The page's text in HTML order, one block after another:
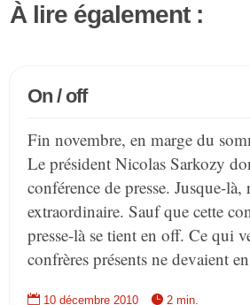
À lire également :
On / off
Fin novembre, en marge du
Le président Nicolas Sarkozy
conférence de presse. Jusque-
extraordinaire. Sauf que cette
presse-là se tient en off. Ce qui
confrères présents ne devaient
 10 décembre 2010  2 min.